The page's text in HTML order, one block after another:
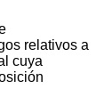
relativos a
cuya